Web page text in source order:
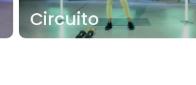
Circuito